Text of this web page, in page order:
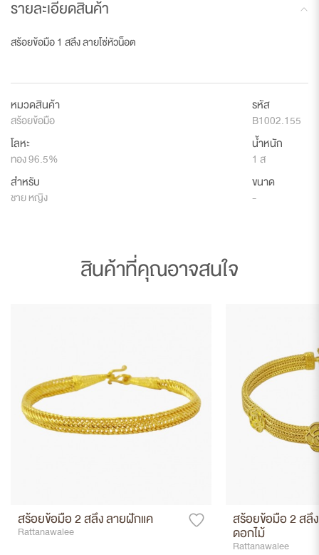
รายละเอียดสินค้า
สร้อยข้อมือ 1 สลึง ลายโซ่หัวน็อต
หมวดสินค้า
สร้อยข้อมือ
โลหะ
ทอง 96.5%
สำหรับ
ชาย หญิง
รหัส
B1002.155
น้ำหนัก
1 ส
ขนาด
-
สินค้าที่คุณอาจสนใจ
สร้อยข้อมือ 2 สลึง ลายฝักแค
Rattanawalee
สร้อยข้อมือ 2 สลึ
ดอกไม้
Rattanawalee